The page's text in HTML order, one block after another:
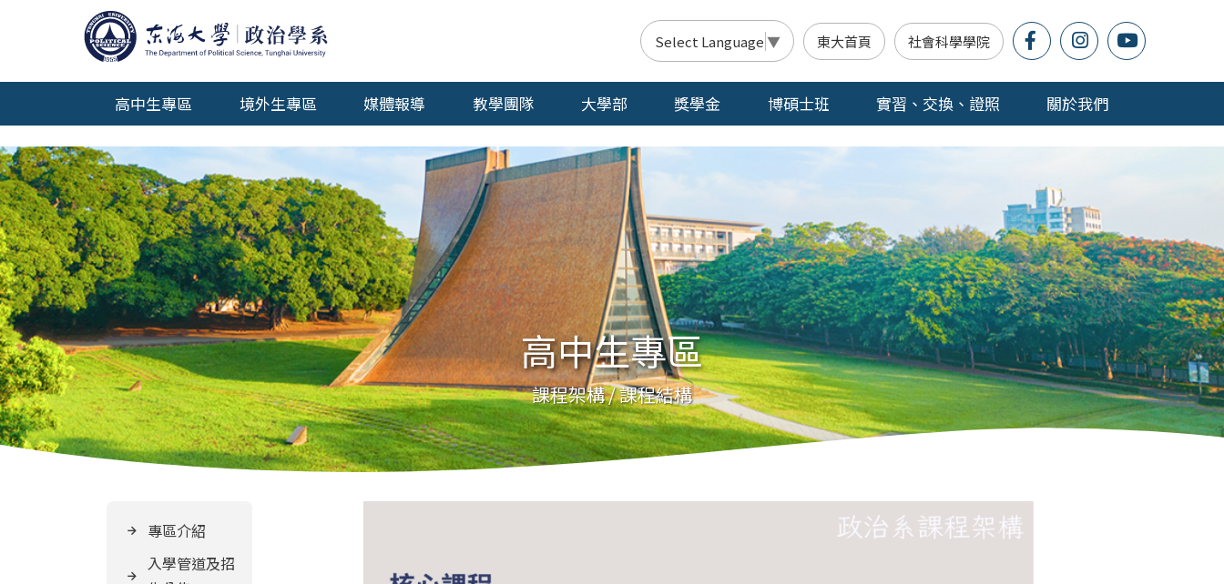
Select Language ▼ 東大首頁 社會科學學院
高中生專區 境外生專區 媒體報導 教學團隊 大學部 獎學金 博碩士班 實習、交換、證照 關於我們
高中生專區
課程架構 / 課程結構
專區介紹
入學管道及招